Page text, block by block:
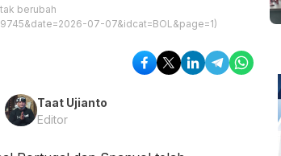
berubah
07-07&idcat=BOL&page=1)
Taat Ujianto
Editor